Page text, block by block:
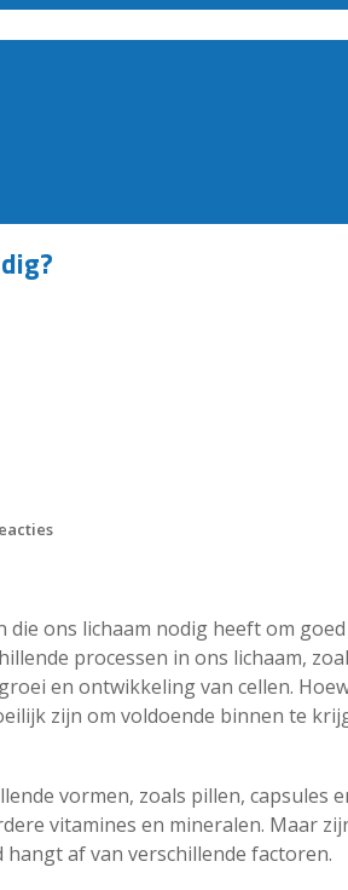
ons lichaam nodig heeft om
processen in ons lichaam,
en ontwikkeling van cellen.
zijn om voldoende binnen te
vormen, zoals pillen, capsules
vitamines en mineralen. Maar
af van verschillende factoren.